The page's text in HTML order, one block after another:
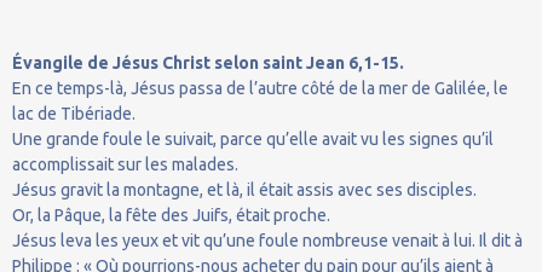
Évangile de Jésus Christ selon saint Jean 6,1-15.
En ce temps-là, Jésus passa de l’autre côté de la mer de Galilée, le
lac de Tibériade.
Une grande foule le suivait, parce qu’elle avait vu les signes qu’il
accomplissait sur les malades.
Jésus gravit la montagne, et là, il était assis avec ses disciples.
Or, la Pâque, la fête des Juifs, était proche.
Jésus leva les yeux et vit qu’une foule nombreuse venait à lui. Il dit à
Philippe : « Où pourrions-nous acheter du pain pour qu’ils aient à